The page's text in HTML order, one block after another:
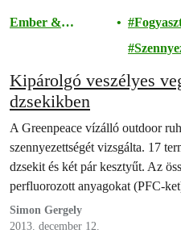
Ember &
Kipárolgó veszélyes
dzsekikben
A Greenpeace vízálló outdoor
szennyezettségét vizsgálta. 17
dzsekit és két pár kesztyűt. Az
perfluorozott anyagokat (PFC-
Simon Gergely
2013. december 12.